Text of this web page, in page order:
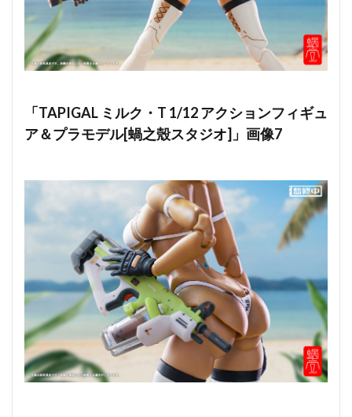
「TAPIGAL ミルク・T 1/12 アクションフィギュ
ア＆プラモデル[蝸之殼スタジオ]」画像7